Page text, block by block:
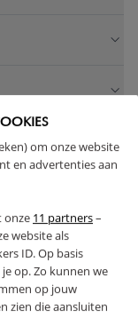
om onze website
en advertenties aan
onze 11 partners–
website als
ID. Op basis
op. Zo kunnen we
op jouw
zien die aansluiten